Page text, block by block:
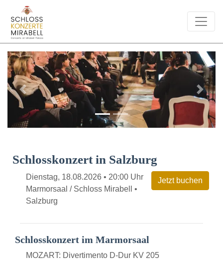
Previous Next
Schlosskonzert in Salzburg
Dienstag, 18.08.2026 • 20:00 Uhr
Marmorsaal / Schloss Mirabell •
Salzburg
Schlosskonzert im Marmorsaal
MOZART: Divertimento D-Dur KV 205